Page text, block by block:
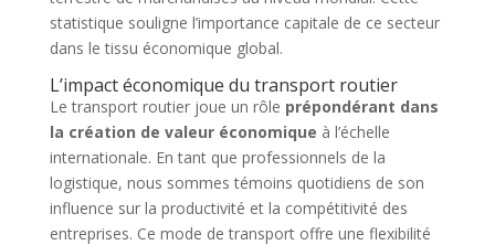
statistique souligne l’importance capitale de ce secteur
dans le tissu économique global.
L’impact économique du transport routier
Le transport routier joue un rôle prépondérant dans
la création de valeur économique à l’échelle
internationale. En tant que professionnels de la
logistique, nous sommes témoins quotidiens de son
influence sur la productivité et la compétitivité des
entreprises. Ce mode de transport offre une flexibilité